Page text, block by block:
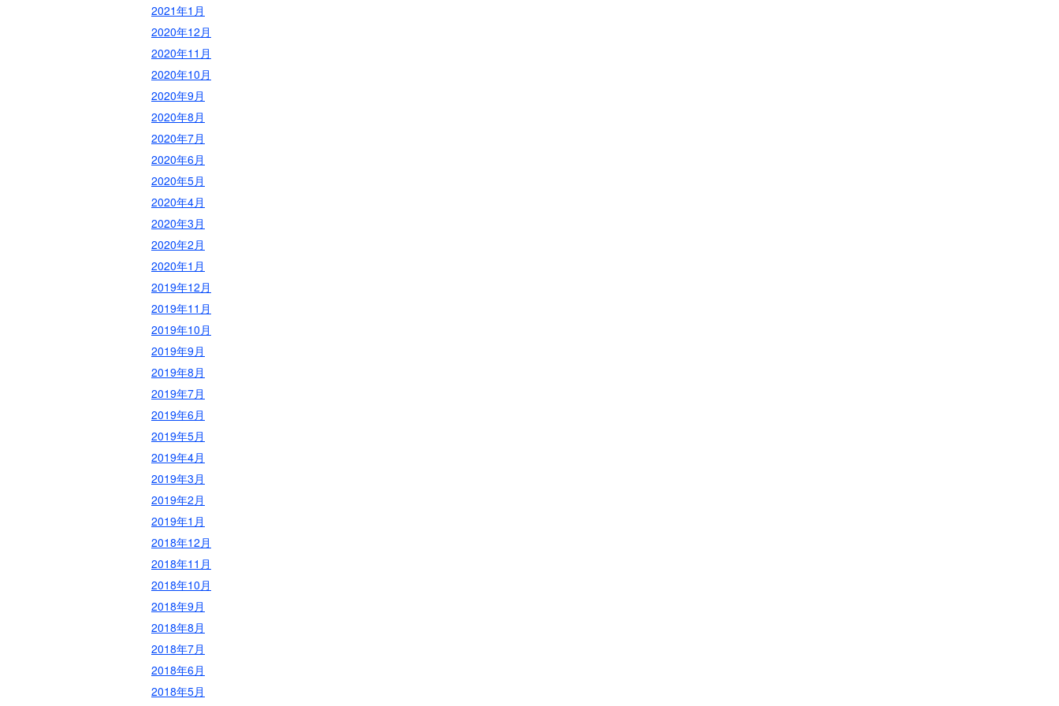
2021年1月
2020年12月
2020年11月
2020年10月
2020年9月
2020年8月
2020年7月
2020年6月
2020年5月
2020年4月
2020年3月
2020年2月
2020年1月
2019年12月
2019年11月
2019年10月
2019年9月
2019年8月
2019年7月
2019年6月
2019年5月
2019年4月
2019年3月
2019年2月
2019年1月
2018年12月
2018年11月
2018年10月
2018年9月
2018年8月
2018年7月
2018年6月
2018年5月